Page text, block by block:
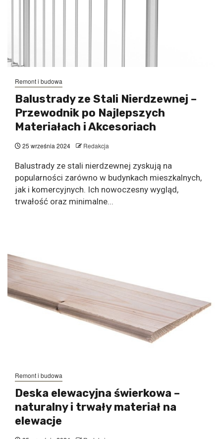
Remont i budowa
Balustrady ze Stali Nierdzewnej –
Przewodnik po Najlepszych
Materiałach i Akcesoriach
25 września 2024 Redakcja
Balustrady ze stali nierdzewnej zyskują na
popularności zarówno w budynkach mieszkalnych,
jak i komercyjnych. Ich nowoczesny wygląd,
trwałość oraz minimalne...
Remont i budowa
Deska elewacyjna świerkowa –
naturalny i trwały materiał na
elewacje